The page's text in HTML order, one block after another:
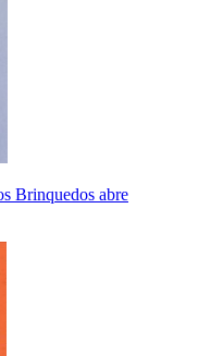
Brinquedos abre